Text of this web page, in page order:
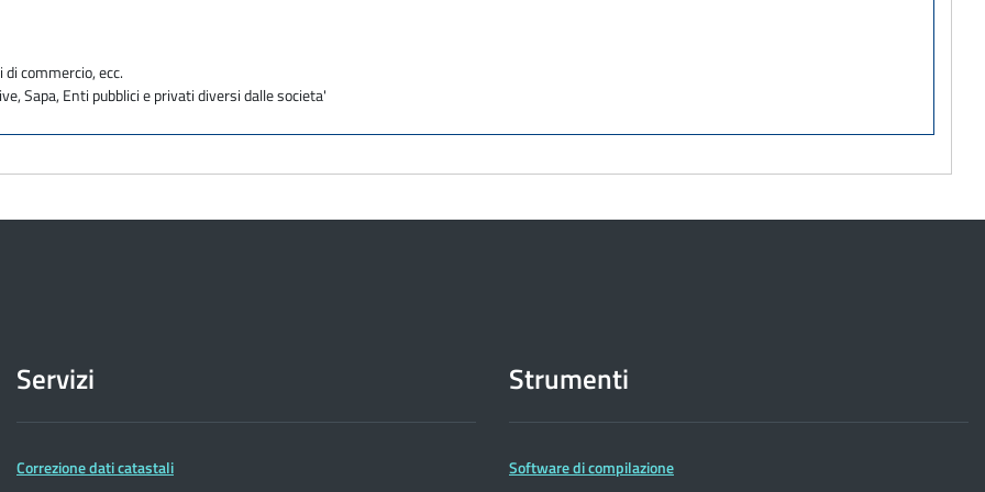
commercio, ecc.
Sapa, Enti pubblici e privati diversi dalle societa'
Servizi
Correzione dati catastali
Strumenti
Software di compilazione